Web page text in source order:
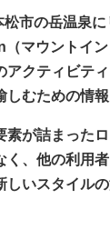
市の岳温泉
マウントイ
アクティビテ
しむための情
素が詰まった
く、他の利用
しいスタイル